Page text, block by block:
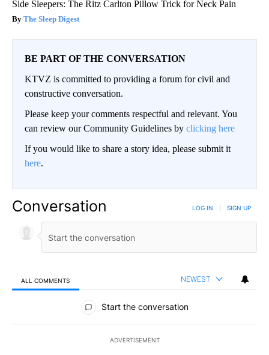
Side Sleepers: The Ritz Carlton Pillow Trick for Neck Pain
The Sleep Digest
BE PART OF THE CONVERSATION
KTVZ is committed to providing a forum for civil and
constructive conversation.
Please keep your comments respectful and relevant. You
can review our Community Guidelines by clicking here
If you would like to share a story idea, please submit it
here.
Conversation LOG IN SIGN UP
ALL COMMENTS NEWEST
All Comments
Start the conversation
ADVERTISEMENT